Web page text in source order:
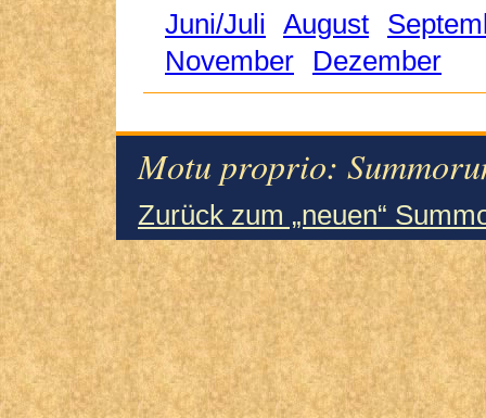
Juni/Juli August
November
Dezember
Motu proprio:
Zurück zum „neuen“